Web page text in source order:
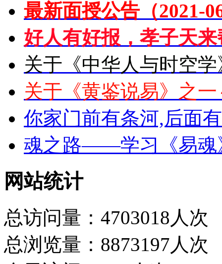
最新面授公告（2021-
好人有好报，孝子天来
关于《中华人与时空
关于《黄鉴说易》之
你家门前有条河,后面
魂之路——学习《易
网站统计
总访问量：4703018人次
总浏览量：8873197人次